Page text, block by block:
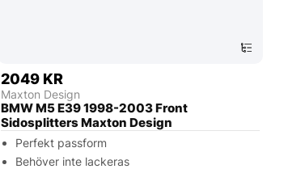
2049 KR
Maxton Design
BMW M5 E39 1998-2003 Front
Sidosplitters Maxton Design
Perfekt passform
Behöver inte lackeras